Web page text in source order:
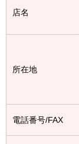
店名
所在地
電話番号/FAX